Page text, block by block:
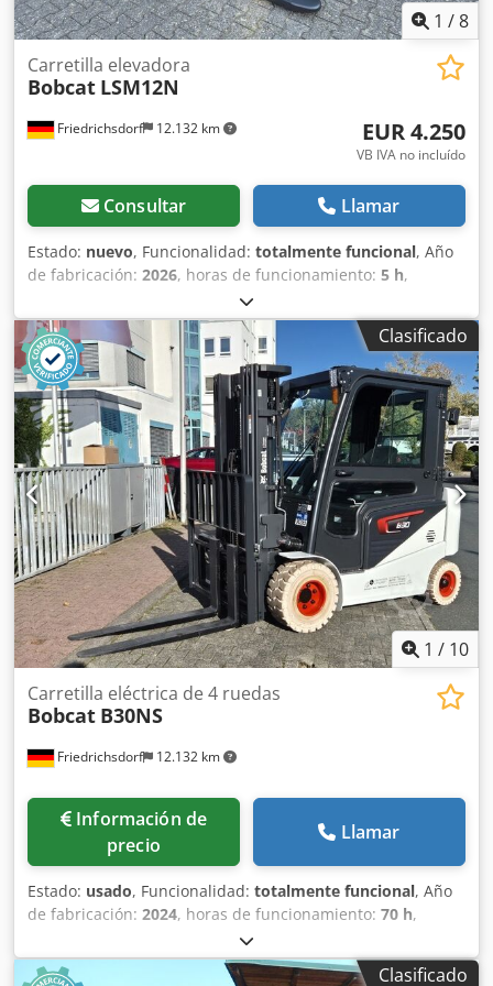
1 /8
Friedrichsdorf 12.132 km
Carretilla elevadora
Bobcat LSM12N
EUR 4.250
VB IVA no incluído
Consultar Llamar
Estado: nuevo, Funcionalidad: totalmente funcional, Año
de fabricación: 2026, horas de funcionamiento: 5 h,
1.200 kg, altura de elevación:
mm, tipo de combustible:eléctrico, tipo de mástil:dúplex,
altura de construcción: 2.150 mm
, longitud de la horquilla:
1.150 mm
, peso en vacío: 585 kg, longitud total:1.710 mm
tipo de accionamiento: Elektro , ancho de construcción:
800 mm , Apilador Centro de carga: 600 mm Dwedpfx Asy
Uz Sqjbusa Ancho de horquillas: 180 mm Grosor de
horquillas: 60 mm Tipo de mástil: Dúplex Estado: Nuevo
Estado técnico: Nuevo Tipo de neumático delantero:
Poliuretano Estado del neumático delantero: 80 - 100%
Tipo de neumático trasero: Poliuretano Estado del
neumático trasero: 80 - 100% Batería Voltios: 24V Batería
Ah: 60Ah Tipo de batería: Ion de litio Año de fabricación de
la batería: 2026 Estado de la batería: 80 - 100% Certificado
CE, Batería de ion de litio libre de mantenimiento 24 V
Clasificado
1 / 10
Friedrichsdorf 12.132 km
Carretilla eléctrica de 4 ruedas
Bobcat B30NS
Información de
precio
Llamar
Estado: usado, Funcionalidad: totalmente funcional, Año
de fabricación: 2024, horas de funcionamiento: 70 h,
3.000 kg, altura de elevación:
mm, ascensor libre:1.475 mm, tipo de combustible:
Clasificado